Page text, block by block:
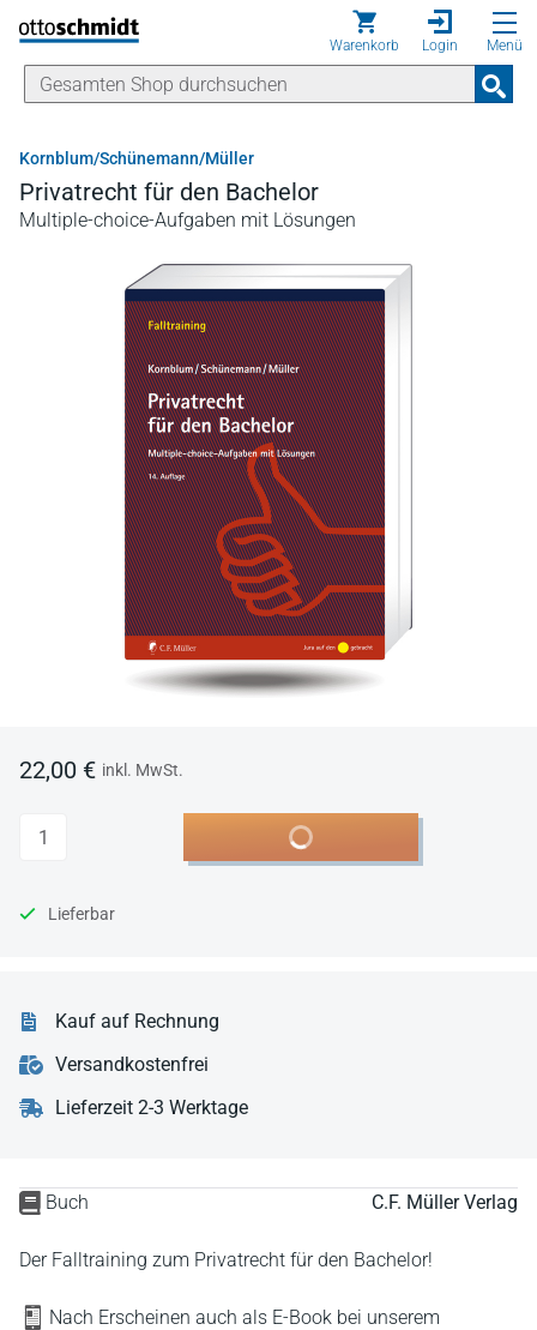
Direkt zum Inhalt
Warenkorb Login Menü
Kornblum/Schünemann/Müller
Privatrecht für den Bachelor
Multiple-choice-Aufgaben mit Lösungen
Buch C.F. Müller Verlag
Der Falltraining zum Privatrecht für den Bachelor!
Nach Erscheinen auch als E-Book bei unserem
22,00 € inkl. MwSt.
Anzahl In den Warenkorb
Lieferbar
Kauf auf Rechnung
Versandkostenfrei
Lieferzeit 2-3 Werktage